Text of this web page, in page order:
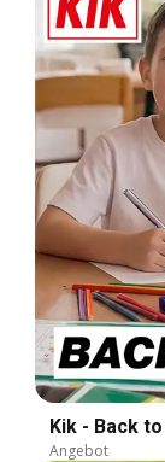
Kik - Back
Angebot